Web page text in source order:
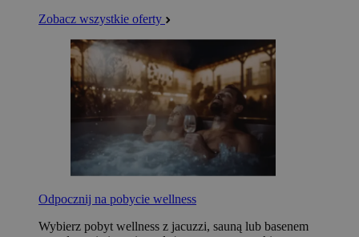
Zobacz wszystkie oferty
Odpocznij na pobycie wellness
Wybierz pobyt wellness z jacuzzi, sauną lub basenem